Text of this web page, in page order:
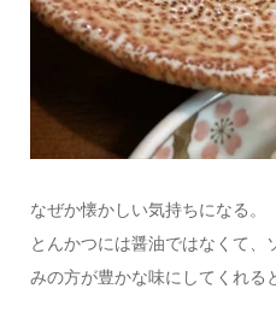
なぜか懐かしい気持ちになる。
とんかつには醤油ではなくて
みの方が豊かな味にしてくれる